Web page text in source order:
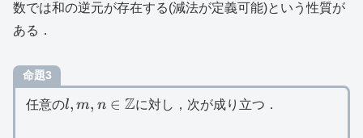
数では和の逆元が存在する(減法が定義可能)という性質が
ある．
命題3
任意のl,m,n\in
l, m, n ∈ Zに対し，次が成り立つ．